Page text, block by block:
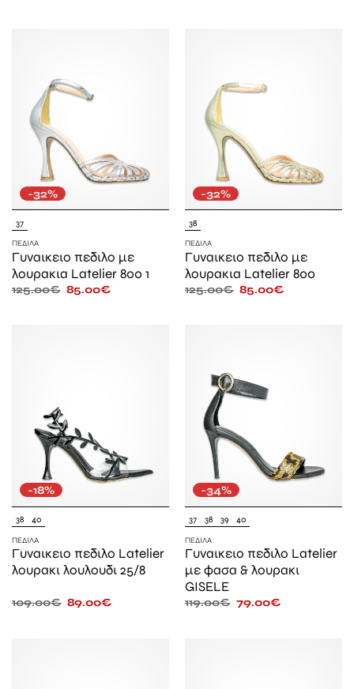
-32%
37
ΠΈΔΙΛΑ
Γυναικειο πεδιλο με
λουρακια Latelier 800 1
125.00€ 85.00€
-32%
38
ΠΈΔΙΛΑ
Γυναικειο πεδιλο με
λουρακια Latelier 800
125.00€ 85.00€
-18%
38 40
ΠΈΔΙΛΑ
Γυναικειο πεδιλο Latelier
λουρακι λουλουδι 25/8
109.00€ 89.00€
-34%
37 38 39 40
ΠΈΔΙΛΑ
Γυναικειο πεδιλο Latelier
με φασα & λουρακι
GISELE
119.00€ 79.00€